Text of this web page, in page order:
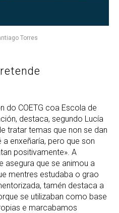
Torres
do COETG coa Escola de
destaca, segundo Lucía
tratar temas que non se dan
enxeñaría, pero que son
positivamente». A
asegura que se animou a
mentres estudaba o grao
tamén destaca a
se utilizaban como base
e marcabamos